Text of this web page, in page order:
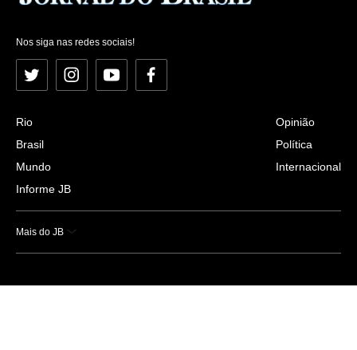
Nos siga nas redes sociais!
Twitter InstagramYouTubeFacebook
Rio
Brasil
Mundo
Informe JB
Opinião
Política
Internacional
Mais do JB
Esportes